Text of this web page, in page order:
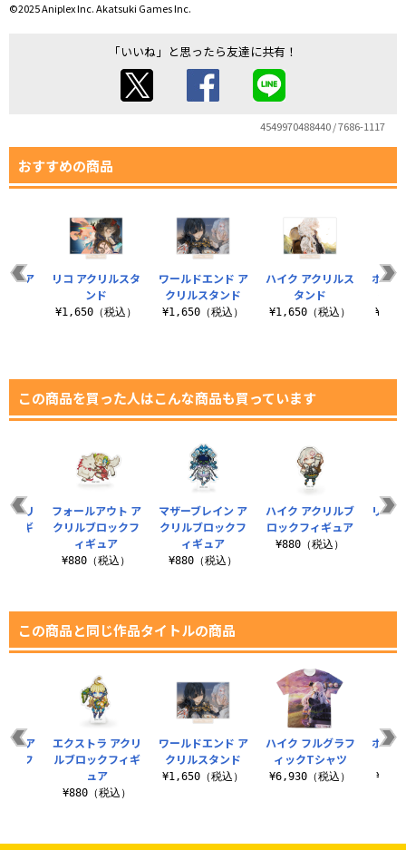
©2025 Aniplex Inc. Akatsuki Games Inc.
「いいね」と思ったら友達に共有！
4549970488440 / 7686-1117
おすすめの商品
ワールドエンド ア
クリルスタンド
¥1,650（税込）
ハイク アクリルス
タンド
¥1,650（税込）
ホー
ン ア
リコ アクリルスタ
ンド
¥1,650（税込）
この商品を買った人はこんな商品も買っています
マザーブレイン ア
クリルブロックフ
ィギュア
¥880（税込）
ハイク アクリルブ
ロックフィギュア
¥880（税込）
リコ
クリ
ィギ
フォールアウト ア
クリルブロックフ
ィギュア
¥880（税込）
この商品と同じ作品タイトルの商品
ワールドエンド ア
クリルスタンド
¥1,650（税込）
ハイク フルグラフ
ィックTシャツ
¥6,930（税込）
ホー
ト ア
クフ
エクストラ アクリ
ルブロックフィギ
ュア
¥880（税込）